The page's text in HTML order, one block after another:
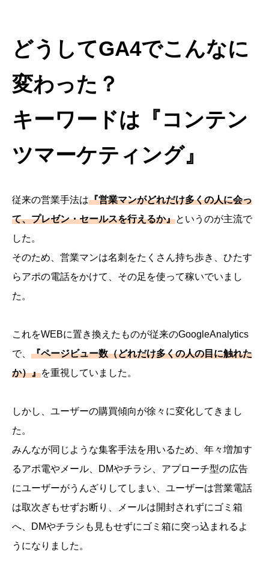
どうしてGA4でこんなに
変わった？
キーワードは『コンテン
ツマーケティング』
従来の営業手法は『営業マンがどれだけ多くの人に会っ
て、プレゼン・セールスを行えるか』というのが主流で
した。
そのため、営業マンは名刺をたくさん持ち歩き、ひたす
らアポの電話をかけて、その足を使って稼いでいまし
た。
これをWEBに置き換えたものが従来のGoogleAnalytics
で、 『ページビュー数（どれだけ多くの人の目に触れた
か）』を重視していました。
しかし、ユーザーの購買傾向が徐々に変化してきまし
た。
みんなが同じような集客手法を用いるため、年々増加す
るアポ電やメール、DMやチラシ、アプローチ型の広告
にユーザーがうんざりしてしまい、ユーザーは営業電話
は取次ぎもせずお断り、メールは開封されずにゴミ箱
へ、DMやチラシも見もせずにゴミ箱に突っ込まれるよ
うになりました。